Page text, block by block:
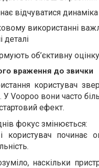
відчуватися
використанні
деталі
об’єктивну
враження до звички
користувач
У Voopoo вони часто
ефект.
фокус змінюється:
користувач починає
наскільки